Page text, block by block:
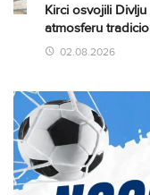
Kirci osvojili
atmosferu
02.08.2026